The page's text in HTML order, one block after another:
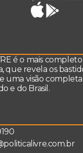
é o mais
que revela os
uma visão
e do Brasil.